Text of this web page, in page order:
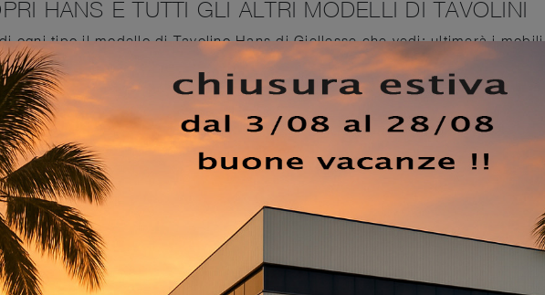
HANS E TUTTI GLI ALTRI MODELLI DI TAVOLINI
ogni tipo il modello di Tavolino Hans di Giellesse che vedi: ultimerà i mobili
e stile. Nel nostro punto vendita troverai le più belle gamme di
comprendono anche tavolini in vetro di grande qualità e di grande valore
sempre le nostre abitazioni con mobili e complementi trendy, che
bellezza inimitabile e li rendono del tutto vivibili. I Complementi sono
la casa, che vestono i tuoi spazi con colore e ricoprono un ruolo
Visitare il nostro negozio significa toccare con mano tutte le più belle
sempre sinonimo di eccellenza e stile.
PREZZO